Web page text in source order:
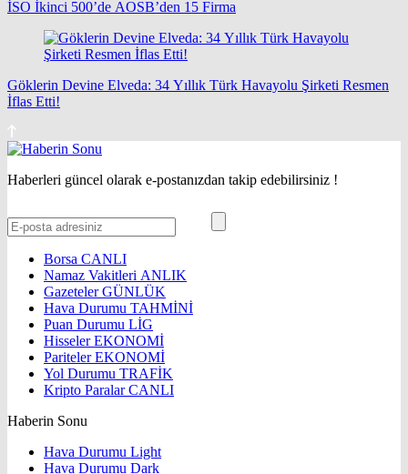
İSO İkinci 500’de AOSB’den 15 Firma
Göklerin Devine Elveda: 34 Yıllık Türk Havayolu Şirketi Resmen
İflas Etti!
Haberleri güncel olarak e-postanızdan takip edebilirsiniz !
Borsa CANLI
Namaz Vakitleri ANLIK
GazetelerGÜNLÜK
Hava Durumu TAHMİNİ
Puan Durumu LİG
HisselerEKONOMİ
ParitelerEKONOMİ
Yol Durumu TRAFİK
Kripto ParalarCANLI
Haberin Sonu
Hava Durumu Light
Hava Durumu Dark